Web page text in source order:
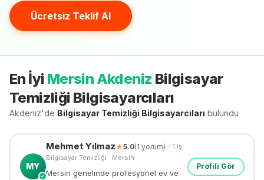
Ücretsiz Teklif Al
En İyi Mersin Akdeniz Bilgisayar
Temizliği Bilgisayarcıları
Akdeniz'de Bilgisayar Temizliği Bilgisayarcıları bulundu
MY
✓
Mehmet Yılmaz★5.0(1 yorum)✅ 1 iş
Bilgisayar Temizliği · Mersin
Mersin genelinde profesyonel ev ve
Profili Gör